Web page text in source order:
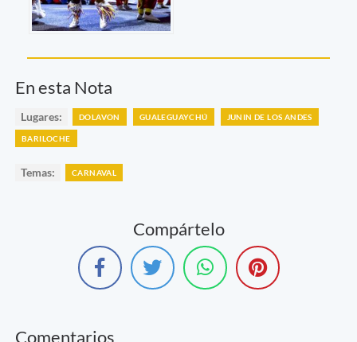
En esta Nota
Lugares: DOLAVON GUALEGUAYCHÚ JUNIN DE LOS ANDES
BARILOCHE
Temas: CARNAVAL
Compártelo
Comentarios